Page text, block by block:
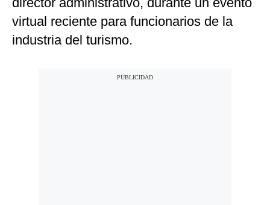
virtual reciente para funcionarios de la
industria del turismo.